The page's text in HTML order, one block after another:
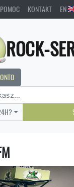
POMOC KONTAKT EN
ROCK-